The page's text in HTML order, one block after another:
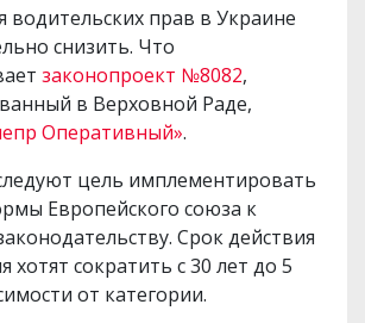
водительских прав в Украине
снизить. Что
законопроект №8082,
в Верховной Раде,
Оперативный».
цель имплементировать
Европейского союза к
Срок действия
хотят сократить с 30 лет до 5
от категории.